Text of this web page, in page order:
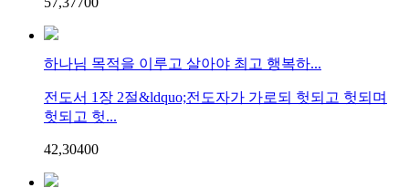
하나님 목적을 이루고 살아야 최고 행복하...
전도서 1장 2절&ldquo;전도자가 가로되 헛되고 헛되며
헛되고 헛...
42,30400